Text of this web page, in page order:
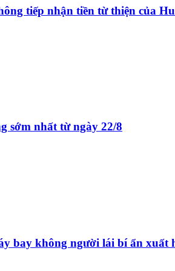
tiếp nhận tiền từ thiện của
sớm nhất từ ngày 22/8
bay không người lái bí ẩn xuất